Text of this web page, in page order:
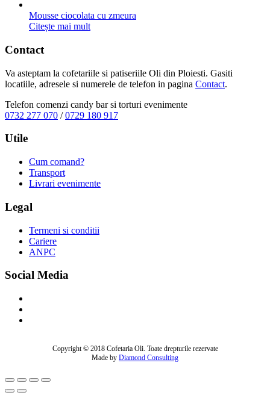
Mousse ciocolata cu zmeura
Citește mai mult
Contact
Va asteptam la cofetariile si patiseriile Oli din Ploiesti. Gasiti
locatiile, adresele si numerele de telefon in pagina Contact.
Telefon comenzi candy bar si torturi evenimente
0732 277 070 /0729 180 917
Utile
Cum comand?
Transport
Livrari evenimente
Legal
Termeni si conditii
Cariere
ANPC
Social Media
Copyright © 2018 Cofetaria Oli. Toate drepturile rezervate
Made by Diamond Consulting